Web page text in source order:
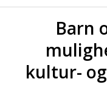
Barn
kultur-